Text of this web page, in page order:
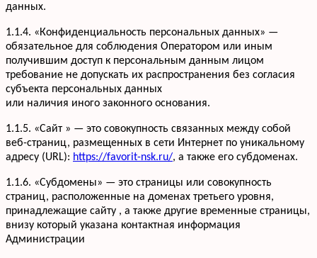
данных.
1.1.4. «Конфиденциальность персональных данных» —
обязательное для соблюдения Оператором или иным
получившим доступ к персональным данным лицом
требование не допускать их распространения без согласия
субъекта персональных данных
или наличия иного законного основания.
1.1.5. «Сайт » — это совокупность связанных между собой
веб-страниц, размещенных в сети Интернет по уникальному
адресу (URL): https://favorit-nsk.ru/, а также его субдоменах.
1.1.6. «Субдомены» — это страницы или совокупность
страниц, расположенные на доменах третьего уровня,
принадлежащие сайту , а также другие временные страницы,
внизу который указана контактная информация
Администрации